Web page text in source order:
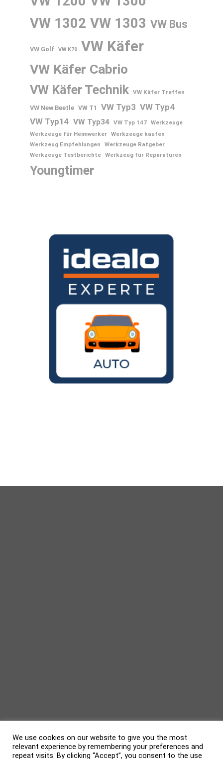
VW 1302 VW 1303 VW Bus
VW Golf VW K70 VW Käfer
VW Käfer Cabrio
VW Käfer Technik VW Käfer Treffen
VW New Beetle VW T1 VW Typ3 VW Typ4
VW Typ14 VW Typ34 VW Typ 147 Werkzeuge
Werkzeuge für Heimwerker Werkzeuge kaufen
Werkzeug Empfehlungen
Werkzeuge Ratgeber
Werkzeuge Testberichte Werkzeug für Reparaturen
Youngtimer
We use cookies on our website to give you the most
relevant experience by remembering your preferences and
repeat visits. By clicking “Accept”, you consent to the use